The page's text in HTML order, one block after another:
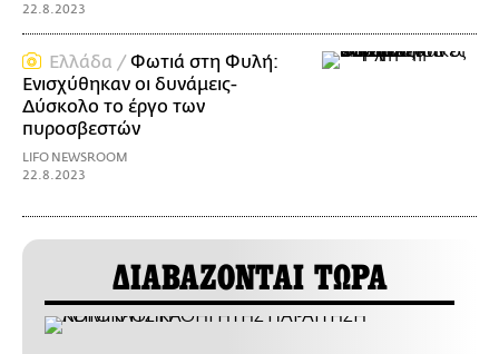
22.8.2023
Ελλάδα /Φωτιά στη Φυλή:
Ενισχύθηκαν οι δυνάμεις-
Δύσκολο το έργο των
πυροσβεστών
LIFO NEWSROOM
22.8.2023
ΔΙΑΒΑΖΟΝΤΑΙ ΤΩΡΑ